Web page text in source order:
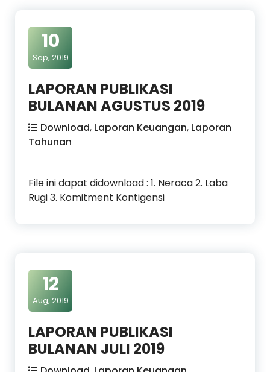
10
Sep, 2019
LAPORAN PUBLIKASI
BULANAN AGUSTUS 2019
Download, Laporan Keuangan, Laporan
Tahunan
File ini dapat didownload : 1. Neraca 2. Laba
Rugi 3. Komitment Kontigensi
12
Aug, 2019
LAPORAN PUBLIKASI
BULANAN JULI 2019